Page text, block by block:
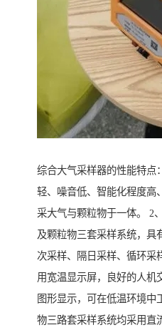
综合大气采样器的性能特点
轻、噪音低、智能化程度高
采大气与颗粒物于一体。 2
及颗粒物三套采样系统，具
次采样、隔日采样、循环采
用宽温显示屏，良好的人机
图形显示，可在低温环境中
物三路套采样系统均采用直